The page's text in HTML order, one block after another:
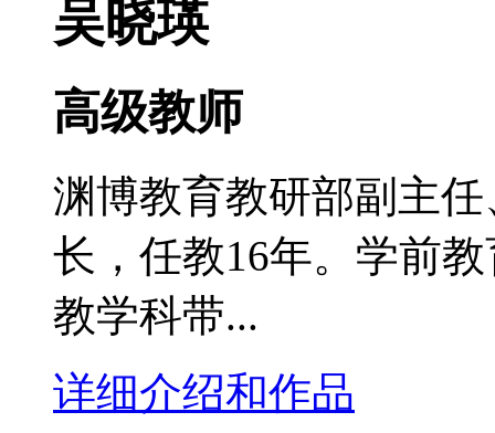
吴晓瑛
高级教师
渊博教育教研部副主
长，任教16年。学前
教学科带...
详细介绍和作品